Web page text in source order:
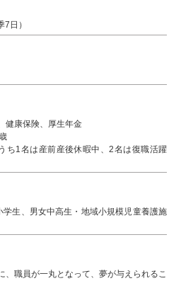
日）
健康保険、厚生年金
ち1名は産前産後休暇中、2名は復職活躍
生、男女中高生・地域小規模児童養護施
、職員が一丸となって、夢が与えられるこ